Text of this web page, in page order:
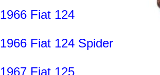
1966 Fiat 124
1966 Fiat 124 Spider
1967 Fiat 125